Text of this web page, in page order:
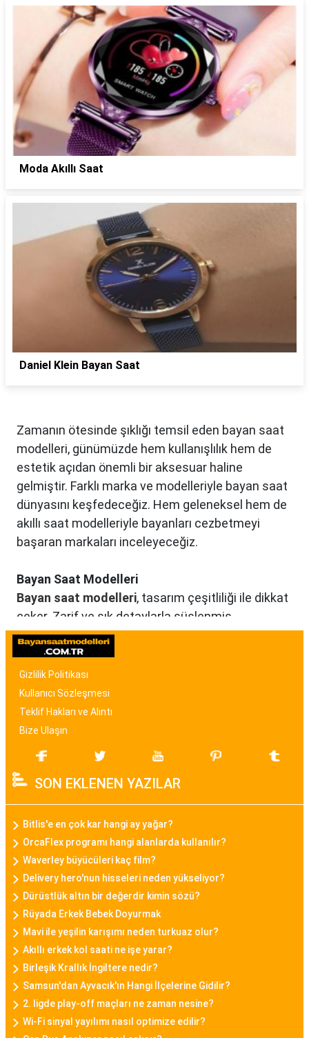
Moda Akıllı Saat
Daniel Klein Bayan Saat
Zamanın ötesinde şıklığı temsil eden bayan saat
modelleri, günümüzde hem kullanışlılık hem de
estetik açıdan önemli bir aksesuar haline
gelmiştir. Farklı marka ve modelleriyle bayan saat
dünyasını keşfedeceğiz. Hem geleneksel hem de
akıllı saat modelleriyle bayanları cezbetmeyi
başaran markaları inceleyeceğiz.
Bayan Saat Modelleri
Bayan saat modelleri, tasarım çeşitliliği ile dikkat
çeker. Zarif ve şık detaylarla süslenmiş
modellerden, spor ve günlük kullanıma uygun
olanlara kadar birçok seçenek mevcuttur. Renk,
malzeme ve tasarım özellikleriyle bayan saat
modelleri, kullanıcıların tarzına uygun seçenekler
sunar.
Teknolojinin gelişimi ile birlikte bayan akıllı saat
modelleri de popülerlik kazanmıştır. Bu modeller,
sadece zamanı göstermekle kalmayıp, fitness
takibi, çağrı bildirimleri, müzik kontrolü gibi
fonksiyonları da içinde barındırarak günümüz
kadınının aktif yaşam tarzına uygun bir seçenek
sunar.
Daniel Klein Bayan Saat
Daniel Klein, şıklık ve kaliteyi bir araya getiren
bayan saat modelleriyle bilinen bir markadır.
Minimalist tasarımları, zarif detayları ve kaliteli
malzemeleriyle Daniel Klein bayan saatleri,
kullanıcılarına tarz bir görünüm sunar.
Gizlilik Politikası
Kullanıcı Sözleşmesi
Teklif Hakları ve Alıntı
Bize Ulaşın
SON EKLENEN YAZILAR
Bitlis'e en çok kar hangi ay yağar?
OrcaFlex programı hangi alanlarda kullanılır?
Waverley büyücüleri kaç film?
Delivery hero'nun hisseleri neden yükseliyor?
Dürüstlük altın bir değerdir kimin sözü?
Rüyada Erkek Bebek Doyurmak
Mavi ile yeşilin karışımı neden turkuaz olur?
Akıllı erkek kol saati ne işe yarar?
Birleşik Krallık İngiltere nedir?
Samsun'dan Ayvacık'ın Hangi İlçelerine Gidilir?
2. ligde play-off maçları ne zaman nesine?
Wi-Fi sinyal yayılımı nasıl optimize edilir?